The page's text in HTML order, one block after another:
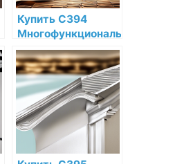
Купить C394
Многофункциональный
профиль Orac
Decor Steps
Полиуретан Orac
Decor по низкой
цене в интернет-
магазине